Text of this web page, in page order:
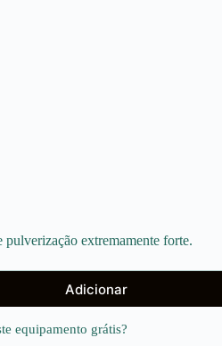
extremamente forte.
Adicionar
equipamento grátis?